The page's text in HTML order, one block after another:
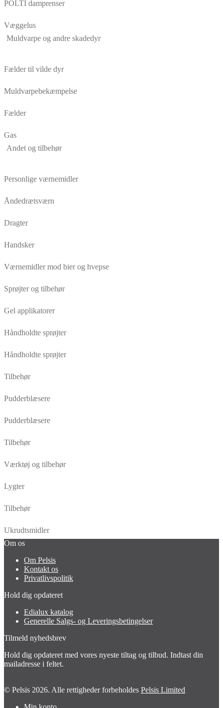
POLTI damprenser
Væggelus
Muldvarpe og andre skadedyr
Fælder til vilde dyr
Muldvarpebekæmpelse
Fælder
Gas
Andet og tilbehør
Personlige værnemidler
Åndedrætsværn
Dragter
Handsker
Værnemidler mod bier og hvepse
Sprøjter og tilbehør
Gel applikatorer
Håndholdte sprøjter
Håndholdte sprøjter
Tilbehør
Pudderblæsere
Pudderblæsere
Tilbehør
Værktøj og tilbehør
Lygter
Tilbehør
Ukrudtsmidler
Om os
Om Pelsis
Kontakt os
Privatlivspolitik
Hold dig opdateret
Edialux katalog
Generelle Salgs- og Leveringsbetingelser
Tilmeld nyhedsbrev
Hold dig opdateret med vores nyeste tiltag og tilbud. Indtast din
mailadresse i feltet.
© Pelsis 2026. Alle rettigheder forbeholdes Pelsis Limited